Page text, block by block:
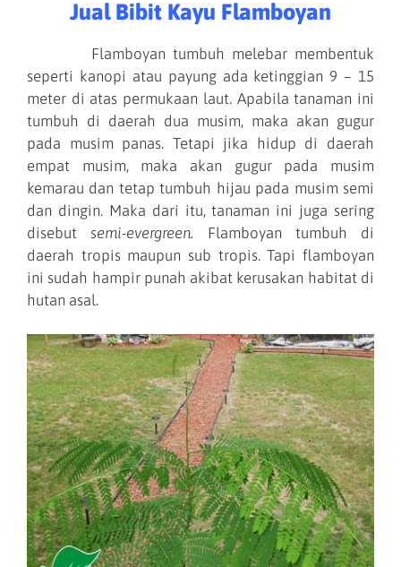
Jual Bibit Kayu Flamboyan
Flamboyan tumbuh melebar membentuk
seperti kanopi atau payung ada ketinggian 9 – 15
meter di atas permukaan laut. Apabila tanaman ini
tumbuh di daerah dua musim, maka akan gugur
pada musim panas. Tetapi jika hidup di daerah
empat musim, maka akan gugur pada musim
kemarau dan tetap tumbuh hijau pada musim semi
dan dingin. Maka dari itu, tanaman ini juga sering
disebutsemi-evergreen. Flamboyan tumbuh di
daerah tropis maupun sub tropis. Tapi flamboyan
ini sudah hampir punah akibat kerusakan habitat di
hutan asal.